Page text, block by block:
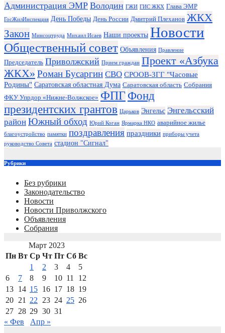
Администрация ЭМР Володин ГЖИ ГИС ЖКХ Глава ЭМР
ГосЖилИнспекция День Победы День России Дмитрий Плеханов ЖКХ
Закон Минсоцтруда Михаил Исаев Наши проекты Новости
Общественный совет Объявления Правление
Председатель Приволжский Прием граждан Проект «Азбука
ЖКХ» Роман Бусаргин СВО СРООВ-ЗГГ "Часовые
Родины" Саратовская областная Дума Саратовская область Собрания
ФКУ Упрдор «Нижне-Волжское» ФПГ Фонд
президентских грантов Царьков Энгельс Энгельсский
район Южный обход Юрий Коган Ярмарка НКО аварийное жилье
благоустройство памятки поздравления праздники приборы учета
руководство Совета стадион "Сигнал"
Рубрики
Без рубрики
Законодательство
Новости
Новости Приволжского
Объявления
Собрания
Март 2023
Пн Вт Ср Чт Пт Сб Вс
1
2 3 4
5
6
7 8 9 10 11
12
13 14 15 16 17 18 19
20 21 22 23 24 25 26
27 28 29 30 31
« Фев
Апр »